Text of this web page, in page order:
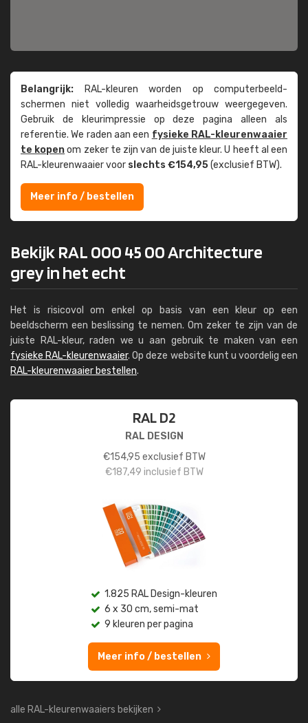
Belangrijk: RAL-kleuren worden op computer­beeld­
schermen niet volledig waarheids­­getrouw weer­gegeven.
Gebruik de kleur­impressie op deze pagina alleen als
referentie. We raden aan een fysieke RAL-kleuren­waaier
te kopenom zeker te zijn van de juiste kleur. U heeft al een
RAL-kleuren­waaier voor slechts €154,95(exclusief BTW).
Meer info / bestellen
Bekijk RAL 000 45 00 Architecture
grey in het echt
Het is risicovol om enkel op basis van een kleur op een
beeldscherm een beslissing te nemen. Om zeker te zijn van de
juiste RAL-kleur, raden we u aan gebruik te maken van een
fysieke RAL-kleurenwaaier. Op deze website kunt u voordelig een
RAL-kleurenwaaier bestellen.
RAL D2
RAL DESIGN
€154,95 exclusief BTW
€187,49 inclusief BTW
1.825 RAL Design-kleuren
6 x 30 cm, semi-mat
9 kleuren per pagina
Meer info / bestellen
alle RAL-kleurenwaaiers bekijken